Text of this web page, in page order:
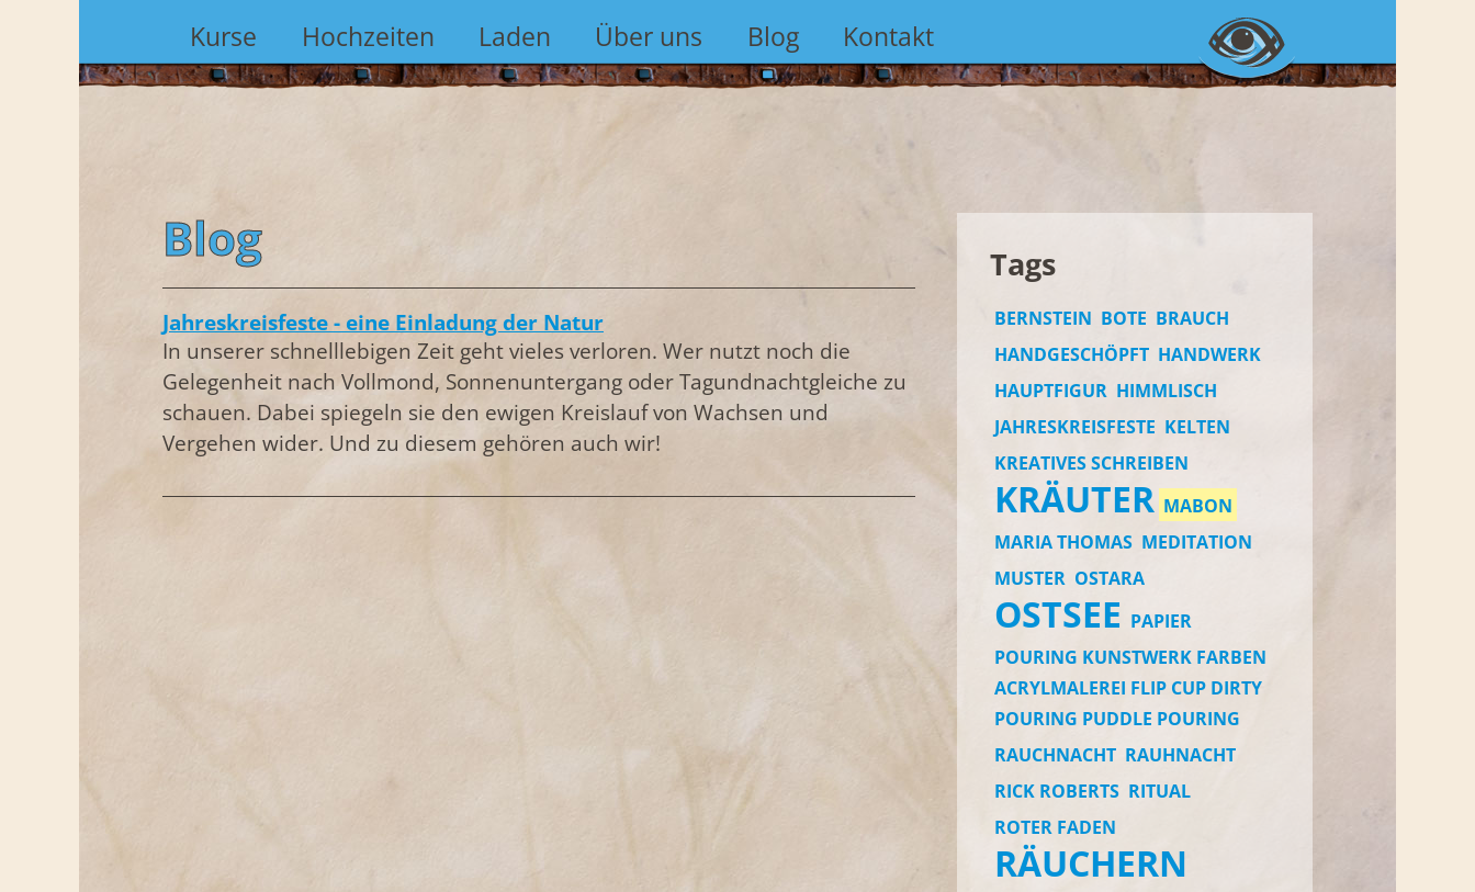
Kurse Hochzeiten Laden Über uns Blog Kontakt
Blog
Jahreskreisfeste - eine Einladung der Natur
In unserer schnelllebigen Zeit geht vieles verloren. Wer nutzt noch die
Gelegenheit nach Vollmond, Sonnenuntergang oder Tagundnachtgleiche zu
schauen. Dabei spiegeln sie den ewigen Kreislauf von Wachsen und
Vergehen wider. Und zu diesem gehören auch wir!
Tags
BERNSTEIN BOTE BRAUCH
HANDGESCHÖPFT HANDWERK
HAUPTFIGUR HIMMLISCH
JAHRESKREISFESTE KELTEN
KREATIVES SCHREIBEN
KRÄUTER MABON
MARIA THOMAS MEDITATION
MUSTER OSTARA
OSTSEE PAPIER
POURING KUNSTWERK FARBEN
ACRYLMALEREI FLIP CUP DIRTY
POURING PUDDLE POURING
RAUCHNACHT RAUHNACHT
RICK ROBERTS RITUAL
ROTER FADEN
RÄUCHERN